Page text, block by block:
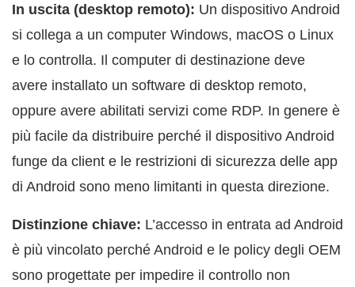
In uscita (desktop remoto): Un dispositivo Android
si collega a un computer Windows, macOS o Linux
e lo controlla. Il computer di destinazione deve
avere installato un software di desktop remoto,
oppure avere abilitati servizi come RDP. In genere è
più facile da distribuire perché il dispositivo Android
funge da client e le restrizioni di sicurezza delle app
di Android sono meno limitanti in questa direzione.
Distinzione chiave: L’accesso in entrata ad Android
è più vincolato perché Android e le policy degli OEM
sono progettate per impedire il controllo non